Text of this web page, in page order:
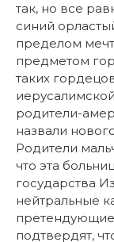
так, но все
синий
пределом
предметом
таких
родители-
назвали
Родители
что эта
государства
нейтральные
подтвердят,